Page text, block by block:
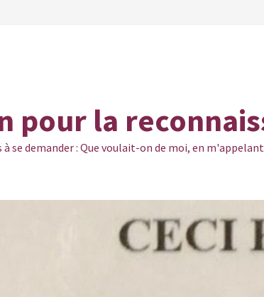
pour la
se demander : Que voulait-on de moi, en